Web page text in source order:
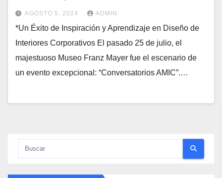
AGOSTO 5, 2024 ADMIN
*Un Éxito de Inspiración y Aprendizaje en Diseño de
Interiores Corporativos El pasado 25 de julio, el
majestuoso Museo Franz Mayer fue el escenario de
un evento excepcional: “Conversatorios AMIC”.…